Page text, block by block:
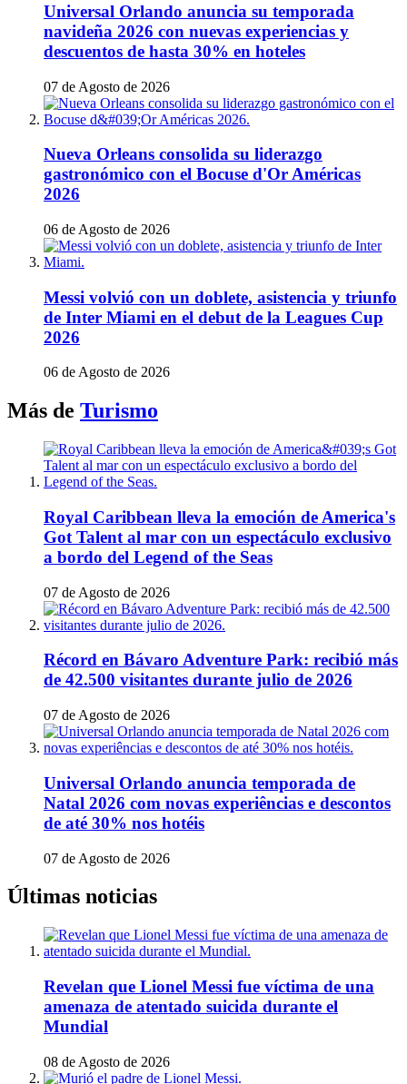
Universal Orlando anuncia su temporada
navideña 2026 con nuevas experiencias y
descuentos de hasta 30% en hoteles
07 de Agosto de 2026
Nueva Orleans consolida su liderazgo
gastronómico con el Bocuse d'Or Américas
2026
06 de Agosto de 2026
Messi volvió con un doblete, asistencia y triunfo
de Inter Miami en el debut de la Leagues Cup
2026
06 de Agosto de 2026
Más de Turismo
Royal Caribbean lleva la emoción de America's
Got Talent al mar con un espectáculo exclusivo
a bordo del Legend of the Seas
07 de Agosto de 2026
Récord en Bávaro Adventure Park: recibió más
de 42.500 visitantes durante julio de 2026
07 de Agosto de 2026
Universal Orlando anuncia temporada de
Natal 2026 com novas experiências e descontos
de até 30% nos hotéis
07 de Agosto de 2026
Últimas noticias
Revelan que Lionel Messi fue víctima de una
amenaza de atentado suicida durante el
Mundial
08 de Agosto de 2026